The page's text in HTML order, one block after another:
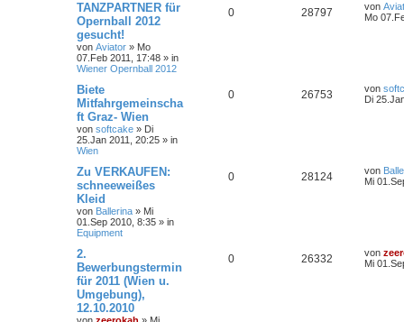
TANZPARTNER für
Opernball 2012
gesucht!
von Aviator » Mo
07.Feb 2011, 17:48 » in
Wiener Opernball 2012
0 28797 von
Mo
Biete
Mitfahrgemeinscha
ft Graz- Wien
von softcake » Di
25.Jan 2011, 20:25 » in
Wien
0 26753 von
Di
Zu VERKAUFEN:
schneeweißes
Kleid
von Ballerina » Mi
01.Sep 2010, 8:35 » in
Equipment
0 28124 von
Mi
2.
Bewerbungstermin
für 2011 (Wien u.
Umgebung),
12.10.2010
0 26332 von
Mi